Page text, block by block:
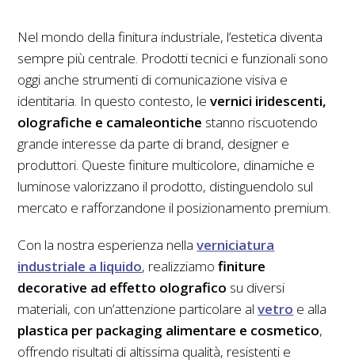
Nel mondo della finitura industriale, l’estetica diventa
sempre più centrale. Prodotti tecnici e funzionali sono
oggi anche strumenti di comunicazione visiva e
identitaria. In questo contesto, levernici iridescenti,
olografiche e camaleontiche stanno riscuotendo
grande interesse da parte di brand, designer e
produttori. Queste finiture multicolore, dinamiche e
luminose valorizzano il prodotto, distinguendolo sul
mercato e rafforzandone il posizionamento premium.
Con la nostra esperienza nellaverniciatura
industriale a liquido, realizziamofiniture
decorative ad effetto olografico su diversi
materiali, con un’attenzione particolare alvetro e alla
plastica per packaging alimentare e cosmetico,
offrendo risultati di altissima qualità, resistenti e